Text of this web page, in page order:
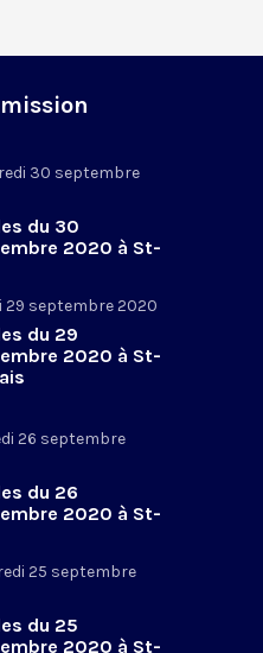
30 septembre
du 30
2020 à St-
29 septembre 2020
du 29
2020 à St-
26 septembre
du 26
2020 à St-
25 septembre
du 25
2020 à St-